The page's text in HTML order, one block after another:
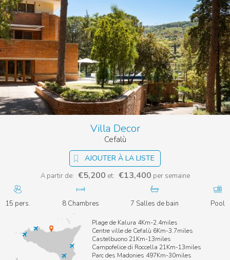
AJOUTER À LA LISTE
Villa Decor
Cefalù
A partir de: €5,200 et: €13,400 per semaine
15 pers. 8 Chambres 7 Salles de bain Pool
Plage de Kalura 4Km-2.4miles
Centre ville de Cefalù 6Km-3.7miles
Castelbuono 21Km-13miles
Campofelice di Roccella 21Km-13miles
Parc des Madonies 497Km-30miles